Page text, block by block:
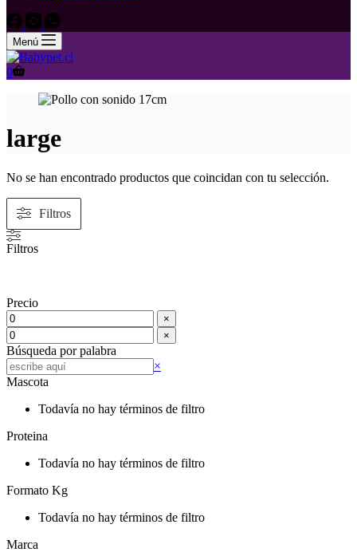
Menú
Carro
compra
0
large
No se han encontrado productos que coincidan con tu selección.
Filtros
Filtros
Precio
×
×
Búsqueda por palabra
Buscar
×
Mascota
Todavía no hay términos de filtro
Proteina
Todavía no hay términos de filtro
Formato Kg
Todavía no hay términos de filtro
Marca